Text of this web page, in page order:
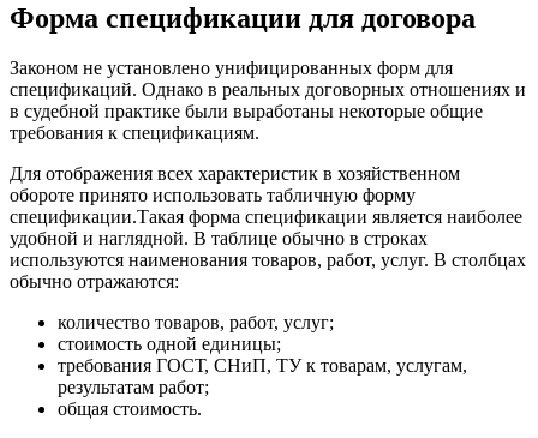
Форма спецификации для договора
Законом не установлено унифицированных форм для
спецификаций. Однако в реальных договорных отношениях и
в судебной практике были выработаны некоторые общие
требования к спецификациям.
Для отображения всех характеристик в хозяйственном
обороте принято использовать табличную форму
спецификации.Такая форма спецификации является наиболее
удобной и наглядной. В таблице обычно в строках
используются наименования товаров, работ, услуг. В столбцах
обычно отражаются:
количество товаров, работ, услуг;
стоимость одной единицы;
требования ГОСТ, СНиП, ТУ к товарам, услугам,
результатам работ;
общая стоимость.